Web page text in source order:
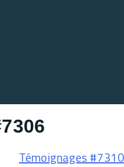
Témoignages #7310